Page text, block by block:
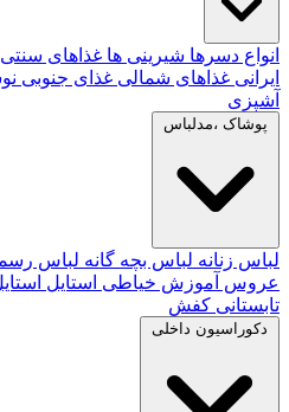
انواع دسرها شیرینی ها غذاهای سنتی
ایرانی غذاهای شمالی غذای جنوبی
آشپزی
پوشاک ،مدلباس
لباس زنانه لباس بچه گانه لباس
عروس آموزش خیاطی استایل
تابستانی کفش
دکوراسیون داخلی